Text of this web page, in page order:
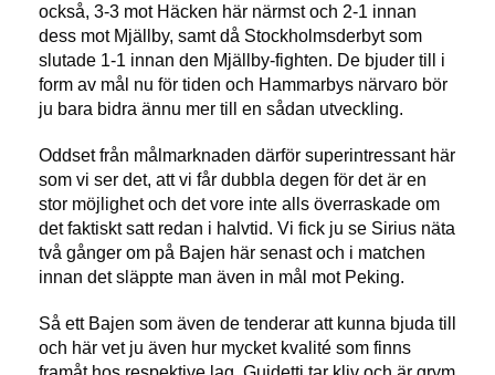
också, 3-3 mot Häcken här närmst och 2-1 innan
dess mot Mjällby, samt då Stockholmsderbyt som
slutade 1-1 innan den Mjällby-fighten. De bjuder till i
form av mål nu för tiden och Hammarbys närvaro bör
ju bara bidra ännu mer till en sådan utveckling.
Oddset från målmarknaden därför superintressant här
som vi ser det, att vi får dubbla degen för det är en
stor möjlighet och det vore inte alls överraskade om
det faktiskt satt redan i halvtid. Vi fick ju se Sirius näta
två gånger om på Bajen här senast och i matchen
innan det släppte man även in mål mot Peking.
Så ett Bajen som även de tenderar att kunna bjuda till
och här vet ju även hur mycket kvalité som finns